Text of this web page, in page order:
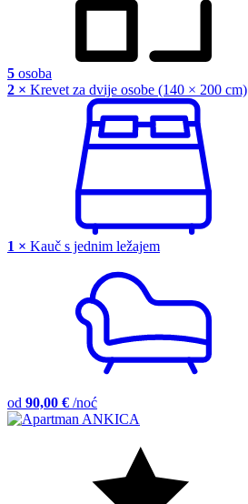
5 osoba
2 × Krevet za dvije osobe (140 × 200 cm)
1 × Kauč s jednim ležajem
od 90,00 € /noć